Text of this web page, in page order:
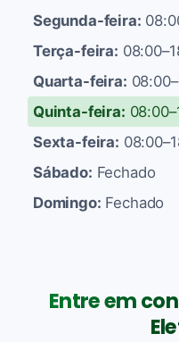
Segunda-feira:
Terça-feira:
Quarta-feira:
Quinta-feira:
Sexta-feira:
Sábado: Fechado
Domingo: Fechado
Entre em